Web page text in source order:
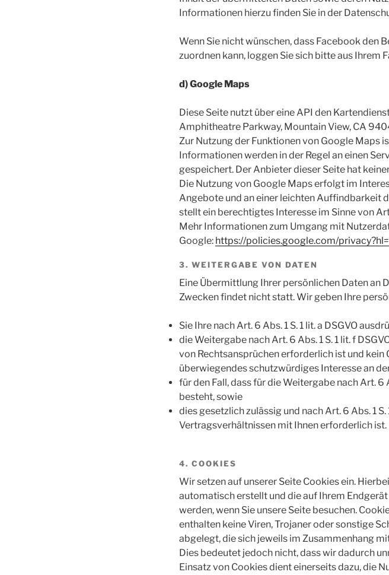
Informationen hierzu finden Sie in der
Wenn Sie nicht wünschen, dass Facebook den
zuordnen kann, loggen Sie sich bitte aus Ihrem
d)Google Maps
Diese Seite nutzt über eine API den
Amphitheatre Parkway, Mountain View, CA
Zur Nutzung der Funktionen von Google Maps
Informationen werden in der Regel an einen
gespeichert. Der Anbieter dieser Seite hat
Die Nutzung von Google Maps erfolgt im
Angebote und an einer leichten Auffindbarkeit
stellt ein berechtigtes Interesse im Sinne von
Mehr Informationen zum Umgang mit
Google: https://policies.google.com/
3. WEITERGABE VON DATEN
Eine Übermittlung Ihrer persönlichen Daten an
Zwecken findet nicht statt. Wir geben Ihre
Sie Ihre nach Art. 6 Abs. 1 S. 1 lit. a DSGVO
die Weitergabe nach Art. 6 Abs. 1 S. 1 lit. f
von Rechtsansprüchen erforderlich ist und kein
überwiegendes schutzwürdiges Interesse an
für den Fall, dass für die Weitergabe nach Art. 6
besteht, sowie
dies gesetzlich zulässig und nach Art. 6 Abs. 1
Vertragsverhältnissen mit Ihnen erforderlich ist.
4. COOKIES
Wir setzen auf unserer Seite Cookies ein.
automatisch erstellt und die auf Ihrem
werden, wenn Sie unsere Seite besuchen.
enthalten keine Viren, Trojaner oder sonstige
abgelegt, die sich jeweils im Zusammenhang
Dies bedeutet jedoch nicht, dass wir dadurch
Einsatz von Cookies dient einerseits dazu, die